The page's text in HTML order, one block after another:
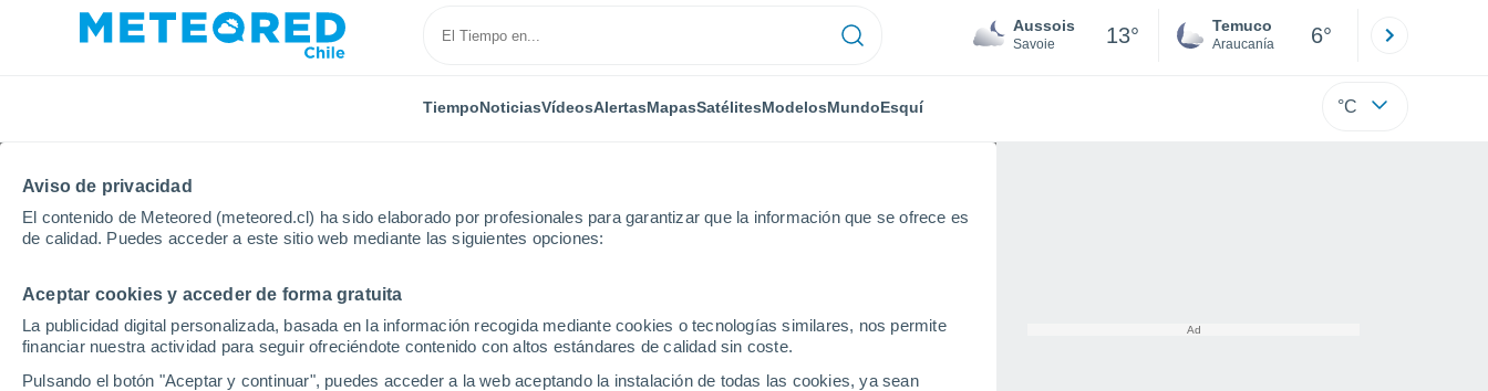
Aviso de privacidad
El contenido de Meteored (meteored.cl) ha sido elaborado por profesionales para garantizar que la información que se ofrece es
de calidad. Puedes acceder a este sitio web mediante las siguientes opciones:
Aceptar cookies y acceder de forma gratuita
La publicidad digital personalizada, basada en la información recogida mediante cookies o tecnologías similares, nos permite
financiar nuestra actividad para seguir ofreciéndote contenido con altos estándares de calidad sin coste.
Pulsando el botón "Aceptar y continuar", puedes acceder a la web aceptando la instalación de todas las cookies, ya sean
Aussois
Savoie 13° Temuco
Araucanía 6°
TiempoNoticiasVídeosAlertasMapasSatélitesModelosMundoEsquí °C
Inicio Francia Auvernia-Ródano-Alpes